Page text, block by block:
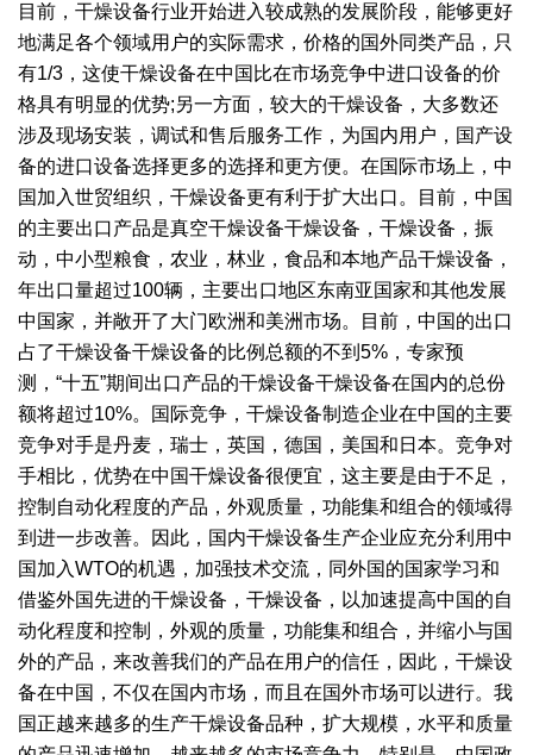
目前，干燥设备行业开始进入较成熟的发展阶段，能够更好
地满足各个领域用户的实际需求，价格的国外同类产品，只
有1/3，这使干燥设备在中国比在市场竞争中进口设备的价
格具有明显的优势;另一方面，较大的干燥设备，大多数还
涉及现场安装，调试和售后服务工作，为国内用户，国产设
备的进口设备选择更多的选择和更方便。在国际市场上，中
国加入世贸组织，干燥设备更有利于扩大出口。目前，中国
的主要出口产品是真空干燥设备干燥设备，干燥设备，振
动，中小型粮食，农业，林业，食品和本地产品干燥设备，
年出口量超过100辆，主要出口地区东南亚国家和其他发展
中国家，并敞开了大门欧洲和美洲市场。目前，中国的出口
占了干燥设备干燥设备的比例总额的不到5%，专家预
测，“十五”期间出口产品的干燥设备干燥设备在国内的总份
额将超过10%。国际竞争，干燥设备制造企业在中国的主要
竞争对手是丹麦，瑞士，英国，德国，美国和日本。竞争对
手相比，优势在中国干燥设备很便宜，这主要是由于不足，
控制自动化程度的产品，外观质量，功能集和组合的领域得
到进一步改善。因此，国内干燥设备生产企业应充分利用中
国加入WTO的机遇，加强技术交流，同外国的国家学习和
借鉴外国先进的干燥设备，干燥设备，以加速提高中国的自
动化程度和控制，外观的质量，功能集和组合，并缩小与国
外的产品，来改善我们的产品在用户的信任，因此，干燥设
备在中国，不仅在国内市场，而且在国外市场可以进行。我
国正越来越多的生产干燥设备品种，扩大规模，水平和质量